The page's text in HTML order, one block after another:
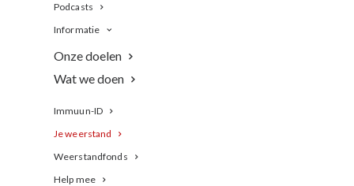
Podcasts
Informatie
Onze doelen
Wat we doen
Immuun-ID
Je weerstand
Weerstandfonds
Help mee